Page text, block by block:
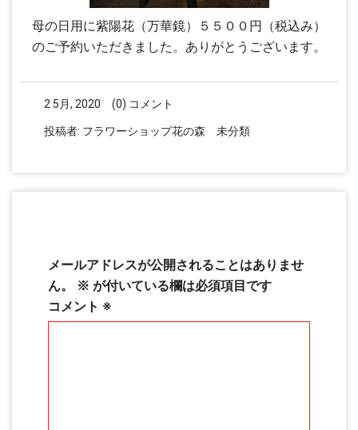
母の日用に紫陽花（万華鏡）５５００円（税込み）
のご予約いただきました。ありがとうございます。
2 5月, 2020 (0) コメント
投稿者: フラワーショップ花の森 未分類
メールアドレスが公開されることはありませ
ん。
※ が付いている欄は必須項目です
コメント ※